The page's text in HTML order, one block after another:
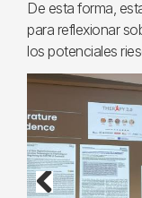
De esta forma,
para reflexionar
los potenciales